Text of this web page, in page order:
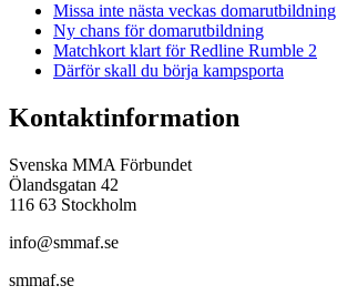
Missa inte nästa veckas domarutbildning
Ny chans för domarutbildning
Matchkort klart för Redline Rumble 2
Därför skall du börja kampsporta
Kontaktinformation
Svenska MMA Förbundet
Ölandsgatan 42
116 63 Stockholm
info@smmaf.se
smmaf.se